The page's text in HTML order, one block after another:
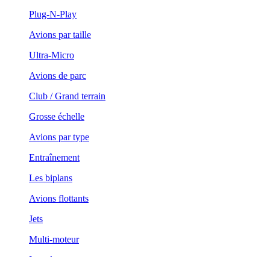
Plug-N-Play
Avions par taille
Ultra-Micro
Avions de parc
Club / Grand terrain
Grosse échelle
Avions par type
Entraînement
Les biplans
Avions flottants
Jets
Multi-moteur